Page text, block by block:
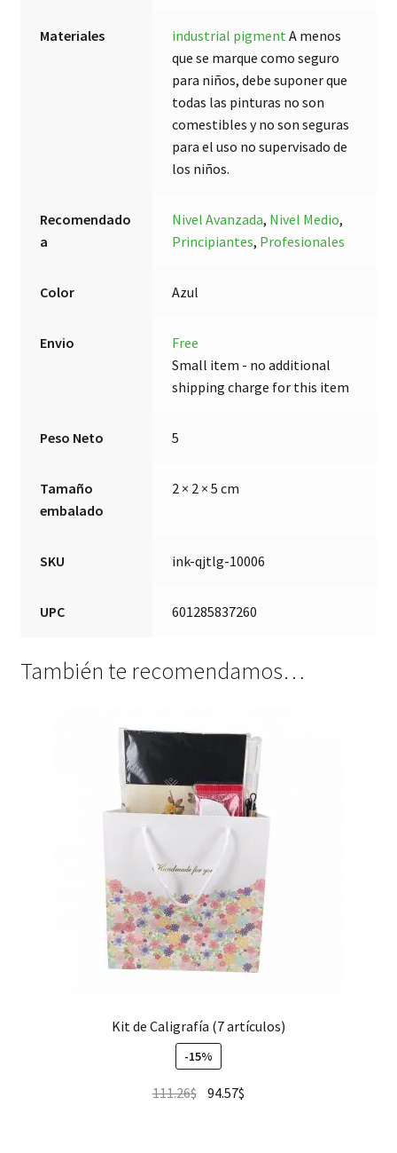
Materiales industrial pigment A menos
que se marque como seguro
para niños, debe suponer que
todas las pinturas no son
comestibles y no son seguras
para el uso no supervisado de
los niños.
Recomendado
a
Nivel Avanzada, Nivel Medio,
Principiantes, Profesionales
Color Azul
Envio
Free
Small item - no additional
shipping charge for this item
Peso Neto 5
Tamaño
embalado
2 × 2 × 5 cm
SKU ink-qjtlg-10006
UPC 601285837260
También te recomendamos…
Kit de Caligrafía (7 artículos)
-15%
111.26$ 94.57$